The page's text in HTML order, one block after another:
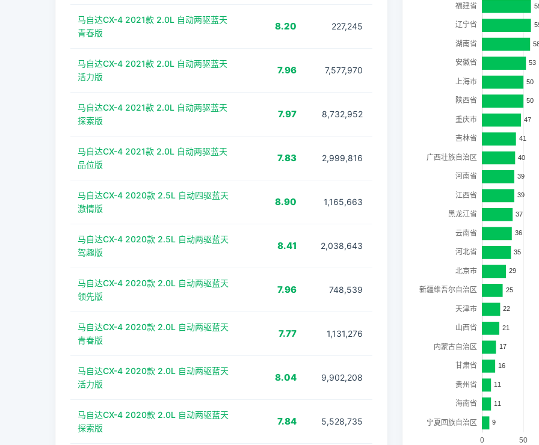
马自达CX-4 2021款 2.0L 自动两驱蓝天
青春版
8.20 227,245
马自达CX-4 2021款 2.0L 自动两驱蓝天
活力版
7.96 7,577,970
马自达CX-4 2021款 2.0L 自动两驱蓝天
探索版
7.97 8,732,952
马自达CX-4 2021款 2.0L 自动两驱蓝天
品位版
7.83 2,999,816
马自达CX-4 2020款 2.5L 自动四驱蓝天
激情版
8.90 1,165,663
马自达CX-4 2020款 2.5L 自动两驱蓝天
驾趣版
8.41 2,038,643
马自达CX-4 2020款 2.0L 自动两驱蓝天
领先版
7.96 748,539
马自达CX-4 2020款 2.0L 自动两驱蓝天
青春版
7.77 1,131,276
马自达CX-4 2020款 2.0L 自动两驱蓝天
活力版
8.04 9,902,208
马自达CX-4 2020款 2.0L 自动两驱蓝天
探索版
7.84 5,528,735